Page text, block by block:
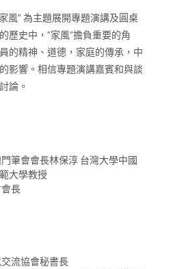
風” 為主題展開專題演講及圓桌
歷史中，”家風”擔負重要的角
的精神、道德，家庭的傳承，中
影響。相信專題演講嘉賓和與談
論。
筆會會長林保淳 台灣大學中國
大學教授
長
流協會秘書長